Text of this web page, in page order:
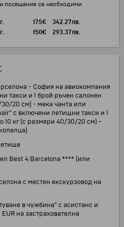
посещения са необходими
175€ 342.27лв.
150€ 293.37лв.
- София на авиокомпания
такси и 1 брой ръчен салонен
30/20 см) - мека чанта или
с включени летищни такси и 1
10 кг (с размери 40/30/20 см) -
Best 4 Barcelona **** (или
с местен екскурзовод на
в чужбина" с асистанс и
на застрахователна